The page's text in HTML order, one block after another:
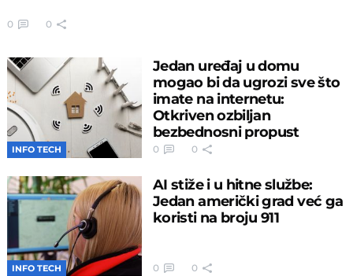
0 0
INFO TECH
Jedan uređaj u domu
mogao bi da ugrozi sve što
imate na internetu:
Otkriven ozbiljan
bezbednosni propust
0 0
INFO TECH
AI stiže i u hitne službe:
Jedan američki grad već ga
koristi na broju 911
0 0